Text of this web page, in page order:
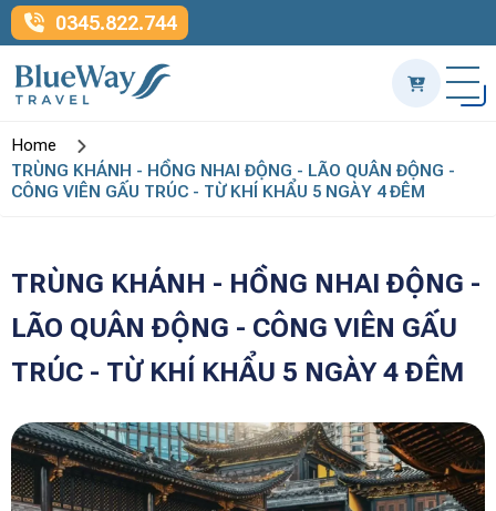
0345.822.744
Home
TRÙNG KHÁNH - HỒNG NHAI ĐỘNG - LÃO QUÂN ĐỘNG -
CÔNG VIÊN GẤU TRÚC - TỪ KHÍ KHẨU 5 NGÀY 4 ĐÊM
TRÙNG KHÁNH - HỒNG NHAI ĐỘNG -
LÃO QUÂN ĐỘNG - CÔNG VIÊN GẤU
TRÚC - TỪ KHÍ KHẨU 5 NGÀY 4 ĐÊM